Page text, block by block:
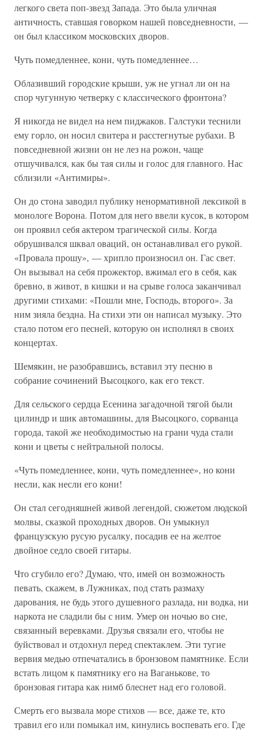
легкого света поп-звезд Запада. Это была уличная
античность, ставшая говорком нашей повседневности, —
он был классиком московских дворов.
Чуть помедленнее, кони, чуть помедленнее…
Облазивший городские крыши, уж не угнал ли он на
спор чугунную четверку с классического фронтона?
Я никогда не видел на нем пиджаков. Галстуки теснили
ему горло, он носил свитера и расстегнутые рубахи. В
повседневной жизни он не лез на рожон, чаще
отшучивался, как бы тая силы и голос для главного. Нас
сблизили «Антимиры».
Он до стона заводил публику ненормативной лексикой в
монологе Ворона. Потом для него ввели кусок, в котором
он проявил себя актером трагической силы. Когда
обрушивался шквал оваций, он останавливал его рукой.
«Провала прошу», — хрипло произносил он. Гас свет.
Он вызывал на себя прожектор, вжимал его в себя, как
бревно, в живот, в кишки и на срыве голоса заканчивал
другими стихами: «Пошли мне, Господь, второго». За
ним зияла бездна. На стихи эти он написал музыку. Это
стало потом его песней, которую он исполнял в своих
концертах.
Шемякин, не разобравшись, вставил эту песню в
собрание сочинений Высоцкого, как его текст.
Для сельского сердца Есенина загадочной тягой были
цилиндр и шик автомашины, для Высоцкого, сорванца
города, такой же необходимостью на грани чуда стали
кони и цветы с нейтральной полосы.
«Чуть помедленнее, кони, чуть помедленнее», но кони
несли, как несли его кони!
Он стал сегодняшней живой легендой, сюжетом людской
молвы, сказкой проходных дворов. Он умыкнул
французскую русую русалку, посадив ее на желтое
двойное седло своей гитары.
Что сгубило его? Думаю, что, имей он возможность
певать, скажем, в Лужниках, под стать размаху
дарования, не будь этого душевного разлада, ни водка, ни
наркота не сладили бы с ним. Умер он ночью во сне,
связанный веревками. Друзья связали его, чтобы не
буйствовал и отдохнул перед спектаклем. Эти тугие
вервия медью отпечатались в бронзовом памятнике. Если
встать лицом к памятнику его на Ваганькове, то
бронзовая гитара как нимб блеснет над его головой.
Смерть его вызвала море стихов — все, даже те, кто
травил его или помыкал им, кинулись воспевать его. Где